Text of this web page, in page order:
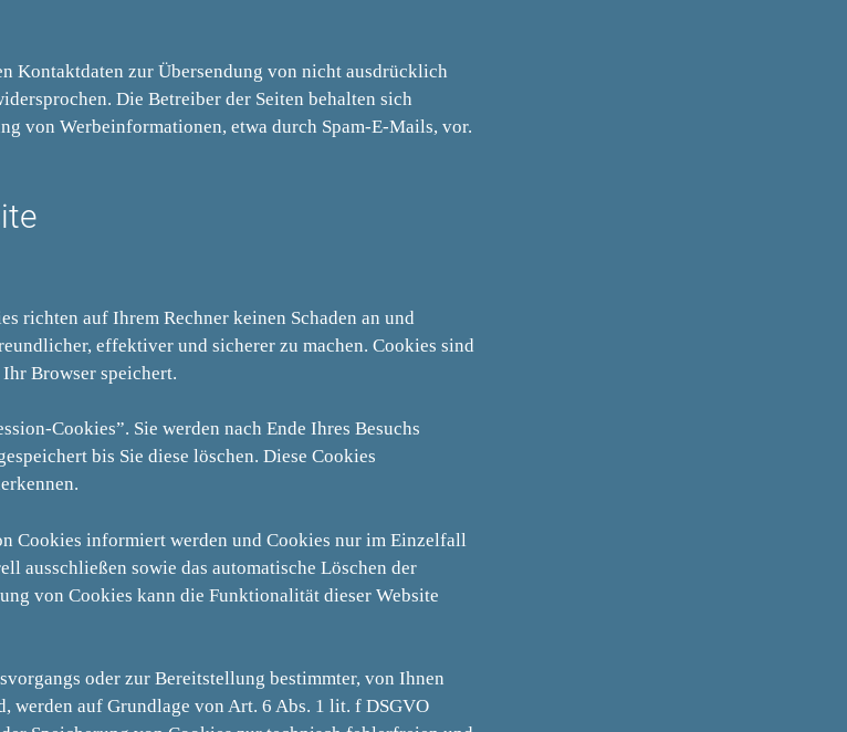
Kontaktdaten zur Übersendung von nicht ausdrücklich
Die Betreiber der Seiten behalten sich
von Werbeinformationen, etwa durch Spam-E-Mails, vor.
richten auf Ihrem Rechner keinen Schaden an und
effektiver und sicherer zu machen. Cookies sind
Browser speichert.
Cookies”. Sie werden nach Ende Ihres Besuchs
bis Sie diese löschen. Diese Cookies
Cookies informiert werden und Cookies nur im Einzelfall
ausschließen sowie das automatische Löschen der
von Cookies kann die Funktionalität dieser Website
oder zur Bereitstellung bestimmter, von Ihnen
auf Grundlage von Art. 6 Abs. 1 lit. f DSGVO